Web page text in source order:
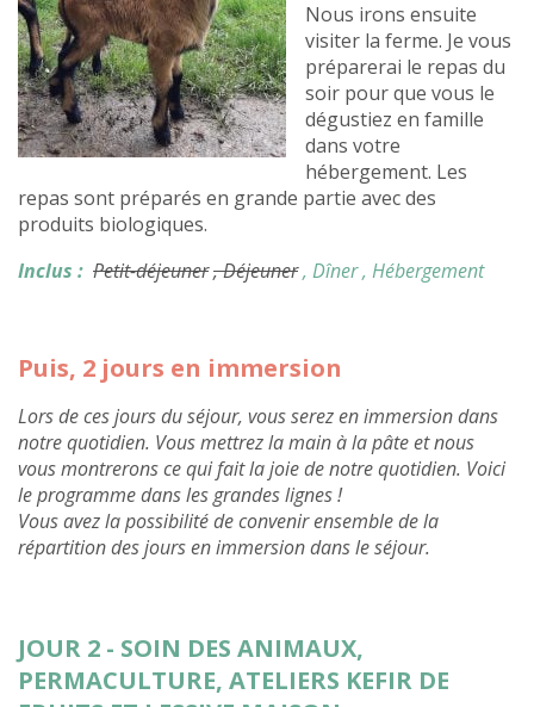
Nous irons ensuite
visiter la ferme. Je vous
préparerai le repas du
soir pour que vous le
dégustiez en famille
dans votre
hébergement. Les
repas sont préparés en grande partie avec des
produits biologiques.
Inclus : Petit-déjeuner, Déjeuner, Dîner, Hébergement
Puis, 2 jours en immersion
Lors de ces jours du séjour, vous serez en immersion dans
notre quotidien. Vous mettrez la main à la pâte et nous
vous montrerons ce qui fait la joie de notre quotidien. Voici
le programme dans les grandes lignes !
Vous avez la possibilité de convenir ensemble de la
répartition des jours en immersion dans le séjour.
JOUR 2 - SOIN DES ANIMAUX,
PERMACULTURE, ATELIERS KEFIR DE